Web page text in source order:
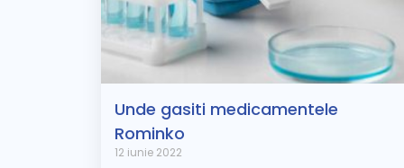
Unde gasiti medicamentele
Rominko
12 iunie 2022